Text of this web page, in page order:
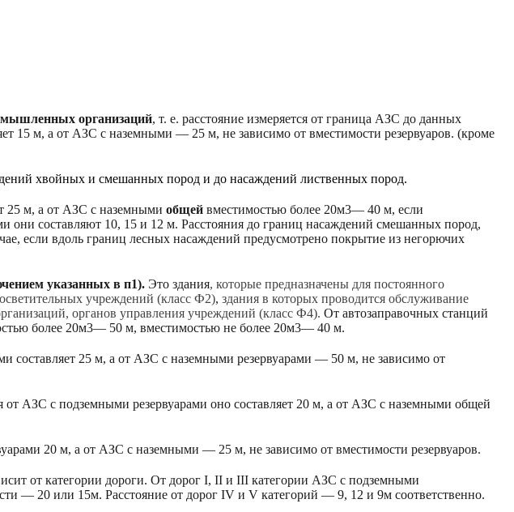
организаций,т. е. расстояние измеряется отграница АЗС до данных
15 м, а от АЗС с наземными — 25 м, не зависимо от вместимости резервуаров.(кроме
хвойных и смешанных пород и до насаждений лиственных пород.
25 м, а от АЗС с наземнымиобщейвместимостью более 20м3— 40 м, если
они составляют 10, 15 и 12 м. Расстояния до границ насаждений смешанных пород,
если вдоль границ лесных насаждений предусмотрено покрытие из негорючих
указанных в п1). Это здания, которые предназначены для постоянного
учреждений (класс Ф2),здания в которых проводится обслуживание
органов управления учреждений (класс Ф4).От автозаправочных станций
более 20м3— 50 м, вместимостью не более 20м3— 40 м.
составляет 25 м, а от АЗС с наземными резервуарами — 50 м, не зависимо от
от АЗС с подземными резервуарами оно составляет 20 м, а от АЗС с наземными общей
20 м, а от АЗС с наземными — 25 м, не зависимо от вместимости резервуаров.
от категории дороги. От дорог I, II и III категории АЗС с подземными
— 20 или 15м. Расстояние от дорог IV и V категорий — 9, 12 и 9м соответственно.